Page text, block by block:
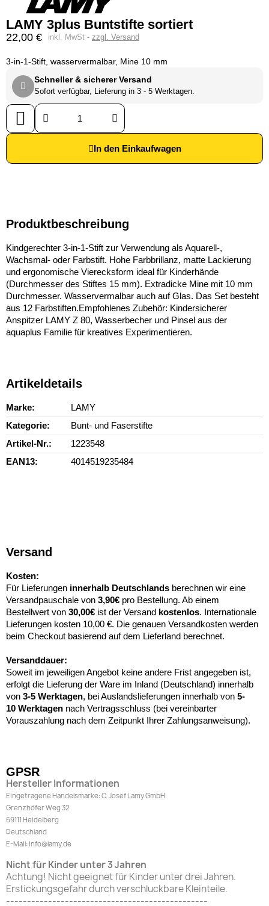
LAMY 3plus Buntstifte sortiert
22,00 € inkl. MwSt zzgl. Versand
3-in-1-Stift, wasservermalbar, Mine 10 mm
Schneller & sicherer Versand
Sofort verfügbar, Lieferung in 3 - 5 Werktagen.
In den Einkaufwagen
Produktbeschreibung
Kindgerechter 3-in-1-Stift zur Verwendung als Aquarell-,
Wachsmal- oder Farbstift. Hohe Farbbrillanz, matte Lackierung
und ergonomische Vierecksform ideal für Kinderhände
(Durchmesser des Stiftes 15 mm). Extradicke Mine mit 10 mm
Durchmesser. Wasservermalbar auch auf Glas. Das Set besteht
aus 12 Farbstiften.Empfohlenes Zubehör: Kindersicherer
Anspitzer LAMY Z 80, Wasserbecher und Pinsel aus der
aquaplus Familie für kreatives Experimentieren.
Artikeldetails
Marke
LAMY
Kategorie
Bunt- und Faserstifte
Artikel-Nr.
1223548
EAN13
4014519235484
Versand
Kosten:
Für Lieferungen innerhalb Deutschlands berechnen wir eine
Versandpauschale von 3,90€ pro Bestellung. Ab einem
Bestellwert von 30,00€ ist der Versand kostenlos. Internationale
Lieferungen kosten 10,00 €. Die genauen Versandkosten werden
beim Checkout basierend auf dem Lieferland berechnet.
Versanddauer:
Soweit im jeweiligen Angebot keine andere Frist angegeben ist,
erfolgt die Lieferung der Ware im Inland (Deutschland) innerhalb
von 3-5 Werktagen, bei Auslandslieferungen innerhalb von 5-
10 Werktagen nach Vertragsschluss (bei vereinbarter
Vorauszahlung nach dem Zeitpunkt Ihrer Zahlungsanweisung).
GPSR
Hersteller Informationen
Eingetragene Handelsmarke: C. Josef Lamy GmbH
Grenzhöfer Weg 32
69111 Heidelberg
Deutschland
E-Mail: info@lamy.de
Nicht für Kinder unter 3 Jahren
Achtung! Nicht geeignet für Kinder unter drei Jahren.
Erstickungsgefahr durch verschluckbare Kleinteile.
------------------------------------------------